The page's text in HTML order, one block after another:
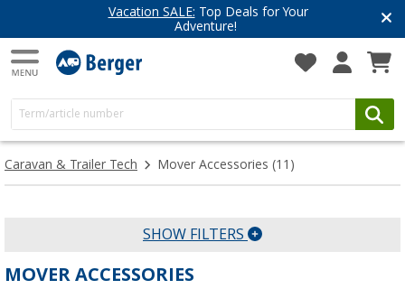
Vacation SALE: Top Deals for Your
Adventure!
Caravan & Trailer Tech Mover Accessories (11)
SHOW FILTERS
MOVER ACCESSORIES